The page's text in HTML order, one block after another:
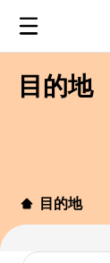
目的地
目的地